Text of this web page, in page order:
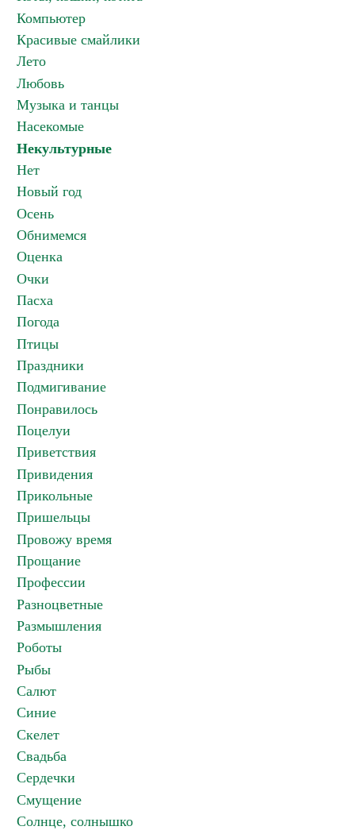
Компьютер
Красивые смайлики
Лето
Любовь
Музыка и танцы
Насекомые
Некультурные
Нет
Новый год
Осень
Обнимемся
Оценка
Очки
Пасха
Погода
Птицы
Праздники
Подмигивание
Понравилось
Поцелуи
Приветствия
Привидения
Прикольные
Пришельцы
Провожу время
Прощание
Профессии
Разноцветные
Размышления
Роботы
Рыбы
Салют
Синие
Скелет
Свадьба
Сердечки
Смущение
Солнце, солнышко